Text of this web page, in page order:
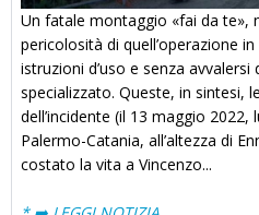
Un fatale montaggio «fai da te»,
pericolosità di quell’operazione
istruzioni d’uso e senza
specializzato. Queste, in sintesi,
dell’incidente (il 13 maggio 2022,
Palermo-Catania, all’altezza di
costato la vita a Vincenzo...